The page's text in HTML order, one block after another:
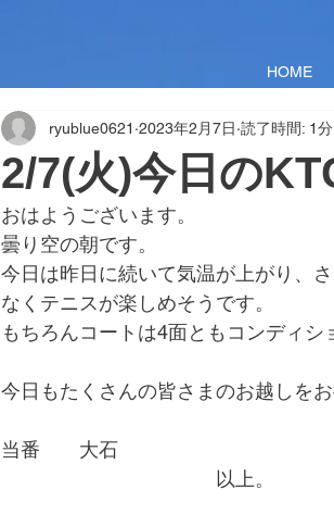
HOME
2/7(火)今日の
ryublue0621 2023年2月7日 読了時間: 1分
おはようございます。
曇り空の朝です。
今日は昨日に続いて気温が上がり、
なくテニスが楽しめそうです。
もちろんコートは4面ともコンディシ
今日もたくさんの皆さまのお越しを
当番　　大石
以上。